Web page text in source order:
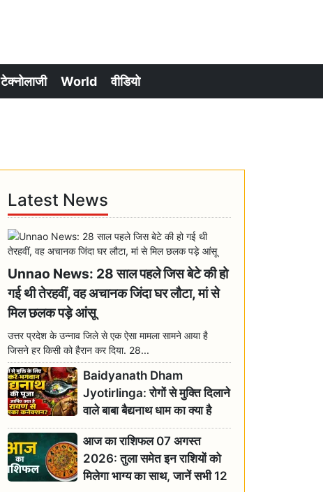
टेक्नोलाजी World वीडियो
Latest News
Unnao News: 28 साल पहले जिस बेटे की हो
गई थी तेरहवीं, वह अचानक जिंदा घर लौटा, मां से
मिल छलक पड़े आंसू
उत्तर प्रदेश के उन्नाव जिले से एक ऐसा मामला सामने आया है
जिसने हर किसी को हैरान कर दिया. 28...
Baidyanath Dham
Jyotirlinga: रोगों से मुक्ति दिलाने
वाले बाबा बैद्यनाथ धाम का क्या है
रावण से संबंध? जानिए ज्योतिर्लिंग की
महिमा
आज का राशिफल 07 अगस्त
2026: तुला समेत इन राशियों को
मिलेगा भाग्य का साथ, जानें सभी 12